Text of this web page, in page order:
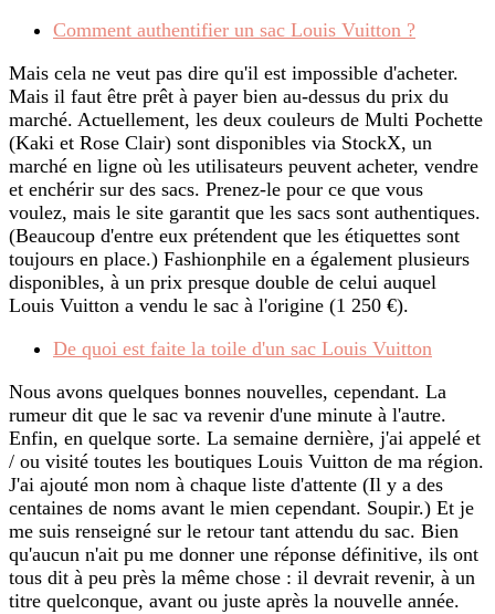
Comment authentifier un sac Louis Vuitton ?
Mais cela ne veut pas dire qu'il est impossible d'acheter.
Mais il faut être prêt à payer bien au-dessus du prix du
marché. Actuellement, les deux couleurs de Multi Pochette
(Kaki et Rose Clair) sont disponibles via StockX, un
marché en ligne où les utilisateurs peuvent acheter, vendre
et enchérir sur des sacs. Prenez-le pour ce que vous
voulez, mais le site garantit que les sacs sont authentiques.
(Beaucoup d'entre eux prétendent que les étiquettes sont
toujours en place.) Fashionphile en a également plusieurs
disponibles, à un prix presque double de celui auquel
Louis Vuitton a vendu le sac à l'origine (1 250 €).
De quoi est faite la toile d'un sac Louis Vuitton
Nous avons quelques bonnes nouvelles, cependant. La
rumeur dit que le sac va revenir d'une minute à l'autre.
Enfin, en quelque sorte. La semaine dernière, j'ai appelé et
/ ou visité toutes les boutiques Louis Vuitton de ma région.
J'ai ajouté mon nom à chaque liste d'attente (Il y a des
centaines de noms avant le mien cependant. Soupir.) Et je
me suis renseigné sur le retour tant attendu du sac. Bien
qu'aucun n'ait pu me donner une réponse définitive, ils ont
tous dit à peu près la même chose : il devrait revenir, à un
titre quelconque, avant ou juste après la nouvelle année.